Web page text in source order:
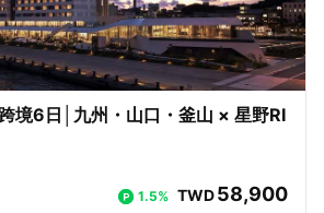
境6日│九州・山口・釜山 × 星野RI
1.5% TWD58,900